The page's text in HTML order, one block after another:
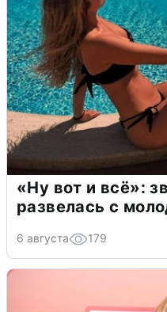
«Ну вот и всё»:
развелась с
6 августа 179